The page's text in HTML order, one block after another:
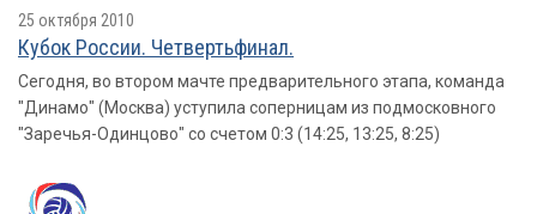
25 октября 2010
Кубок России. Четвертьфинал.
Сегодня, во втором мачте предварительного этапа, команда
"Динамо" (Москва) уступила соперницам из подмосковного
"Заречья-Одинцово" со счетом 0:3 (14:25, 13:25, 8:25)